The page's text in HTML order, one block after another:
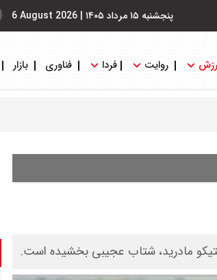
پنجشنبه ۱۵ مرداد ۱۴۰۵ |
6 August 2026
روایت فردا فناوری بازار
مادرید، شتاب عجیبی بخشیده است.